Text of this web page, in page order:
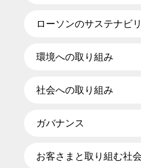
ローソンのサステナビ
環境への取り組み
社会への取り組み
ガバナンス
お客さまと取り組む社